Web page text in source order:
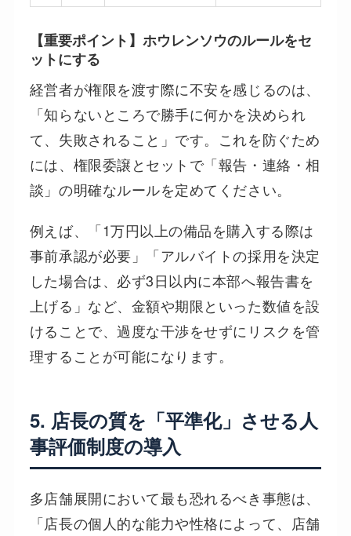
【重要ポイント】ホウレンソウのルールをセ
ットにする
経営者が権限を渡す際に不安を感じるのは、
「知らないところで勝手に何かを決められ
て、失敗されること」です。これを防ぐため
には、権限委譲とセットで「報告・連絡・相
談」の明確なルールを定めてください。
例えば、「1万円以上の備品を購入する際は
事前承認が必要」「アルバイトの採用を決定
した場合は、必ず3日以内に本部へ報告書を
上げる」など、金額や期限といった数値を設
けることで、過度な干渉をせずにリスクを管
理することが可能になります。
5. 店長の質を「平準化」させる人
事評価制度の導入
多店舗展開において最も恐れるべき事態は、
「店長の個人的な能力や性格によって、店舗